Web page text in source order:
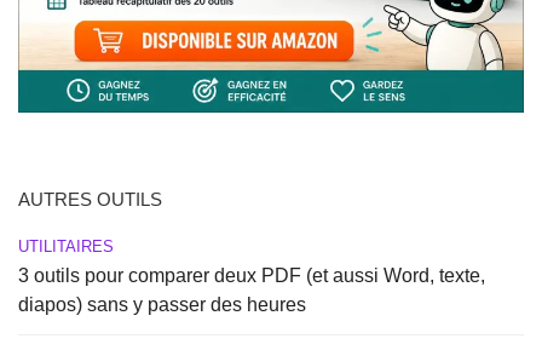
AUTRES OUTILS
UTILITAIRES
3 outils pour comparer deux PDF (et aussi Word, texte,
diapos) sans y passer des heures